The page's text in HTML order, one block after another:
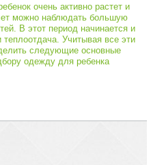
очень активно растет и
можно наблюдать большую
В этот период начинается и
Учитывая все эти
следующие основные
одежду для ребенка